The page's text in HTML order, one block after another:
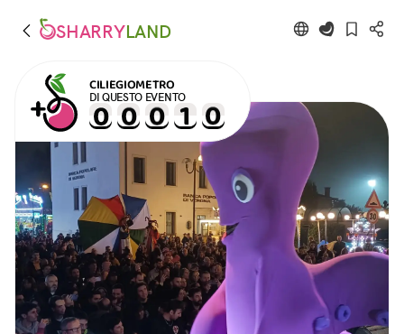
SHARRYLAND
CILIEGIOMETRO
DI QUESTO EVENTO